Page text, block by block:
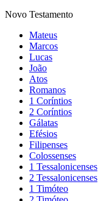
Novo Testamento
Mateus
Marcos
Lucas
João
Atos
Romanos
1 Coríntios
2 Coríntios
Gálatas
Efésios
Filipenses
Colossenses
1 Tessalonicenses
2 Tessalonicenses
1 Timóteo